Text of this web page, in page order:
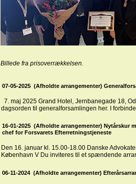
Billede fra prisoverrækkelsen.
07-05-2025 (Afholdte arrangementer)
7. maj 2025 Grand Hotel, Jernbanegade 18,
dagsorden til generalforsamlingen her. I
16-01-2025 (Afholdte arrangementer) Nytårskur
chef for Forsvarets Efterretningstjeneste
Den 16. januar kl. 15.00-18.00 Danske
København V Du inviteres til et spændende
06-11-2024 (Afholdte arrangementer)